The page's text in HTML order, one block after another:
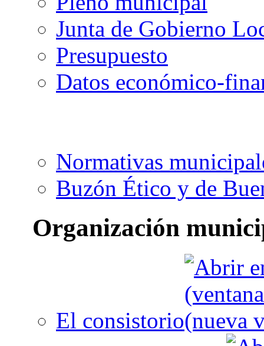
Junta de Gobierno
Presupuesto
Datos económico-
Normativas
Buzón Ético y de
Organización
El consistorio